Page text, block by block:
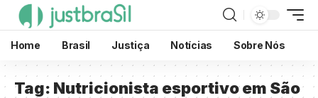
Home Brasil Justiça Notícias Sobre Nós
Tag: Nutricionista esportivo em São